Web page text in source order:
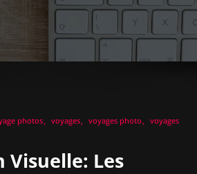
photos voyages voyages photo
voyages
Visuelle: Les